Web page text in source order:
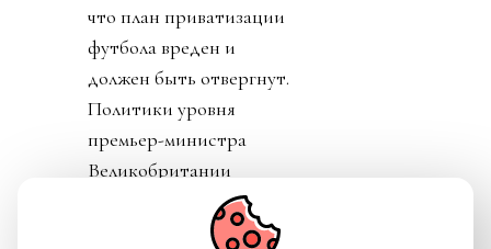
что план приватизации
футбола вреден и
должен быть отвергнут.
Политики уровня
премьер-министра
Великобритании
необходимости убрать